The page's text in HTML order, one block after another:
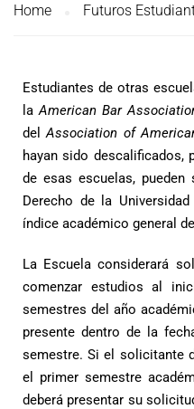
Home Futuros
Estudiantes de otras
la American Bar
delAssociation of
hayan sido descalificados,
de esas escuelas,
Derecho de la
índice académico general
La Escuela considerará
comenzar estudios al
semestres del año
presente dentro de la
semestre. Si el solicitante
el primer semestre
deberá presentar su